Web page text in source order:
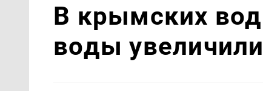
В крымских
воды